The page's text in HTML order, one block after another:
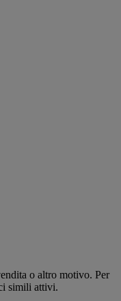
o altro motivo. Per
simili attivi.